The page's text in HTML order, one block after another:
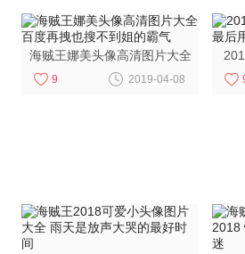
海贼王娜美头像高清图片大全
百度再拽也搜不到姐的霸气
9 2019-04-08
最